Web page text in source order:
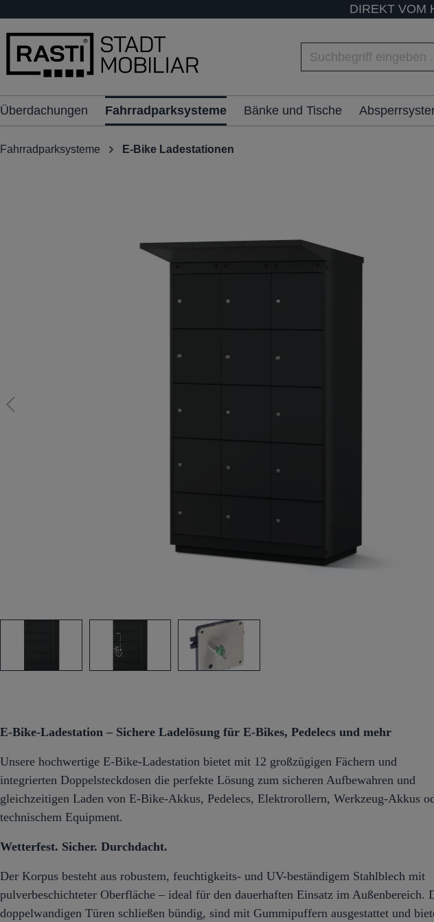
springen
DIREKT VOM
Überdachungen Fahrradparksysteme Bänke und Tische
Fahrradparksysteme E-Bike Ladestationen
E-Bike-Ladestation – Sichere Ladelösung für E-Bikes, Pedelecs und mehr
Unsere hochwertige E-Bike-Ladestation bietet mit 12 großzügigen Fächern und
integrierten Doppelsteckdosen die perfekte Lösung zum sicheren Aufbewahren und
gleichzeitigen Laden von E-Bike-Akkus, Pedelecs, Elektrorollern, Werkzeug-Akkus
technischem Equipment.
Wetterfest. Sicher. Durchdacht.
Der Korpus besteht aus robustem, feuchtigkeits- und UV-beständigem Stahlblech mit
pulverbeschichteter Oberfläche – ideal für den dauerhaften Einsatz im Außenbereich.
doppelwandigen Türen schließen bündig, sind mit Gummipuffern ausgestattet und